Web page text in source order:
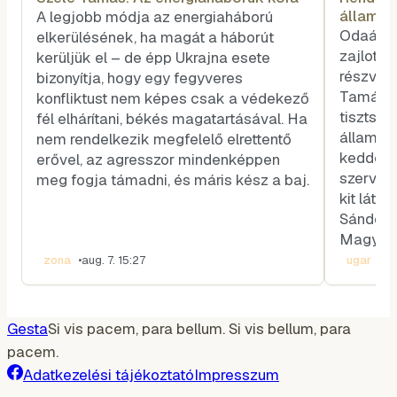
A legjobb módja az energiaháború
elkerülésének, ha magát a háborút
kerüljük el – de épp Ukrajna esete
bizonyítja, hogy egy fegyveres
konfliktust nem képes csak a védekező
fél elhárítani, békés magatartásával. Ha
nem rendelkezik megfelelő elrettentő
erővel, az agresszor mindenképpen
meg fogja támadni, és máris kész a baj.
zona •aug. 7. 15:27
voksot
Odaát,
zajlott
Tamás
kedden
kit
Magyar
ugar
GestaSi vis pacem, para bellum. Si vis bellum, para
pacem.
Adatkezelési tájékoztatóImpresszum